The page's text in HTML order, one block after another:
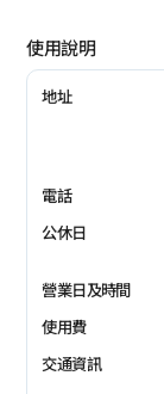
使用說明
地址
電話
公休日
營業日及時間
使用費
交通資訊